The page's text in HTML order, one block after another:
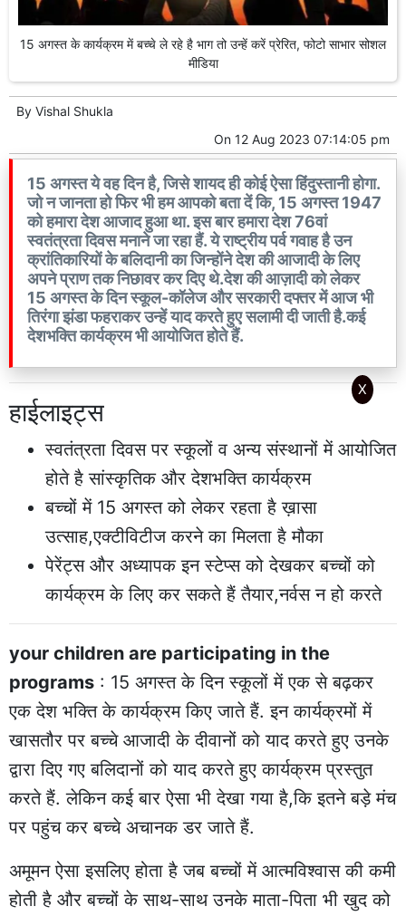
15 अगस्त के कार्यक्रम में बच्चे ले रहे है भाग तो उन्हें करें प्रेरित, फोटो साभार सोशल
मीडिया
By Vishal Shukla
On 12 Aug 2023 07:14:05 pm
15 अगस्त ये वह दिन है, जिसे शायद ही कोई ऐसा हिंदुस्तानी होगा.
जो न जानता हो फिर भी हम आपको बता दें कि, 15 अगस्त 1947
को हमारा देश आजाद हुआ था. इस बार हमारा देश 76वां
स्वतंत्रता दिवस मनाने जा रहा हैं. ये राष्ट्रीय पर्व गवाह है उन
क्रांतिकारियों के बलिदानी का जिन्होंने देश की आजादी के लिए
अपने प्राण तक निछावर कर दिए थे.देश की आज़ादी को लेकर
15 अगस्त के दिन स्कूल-कॉलेज और सरकारी दफ्तर में आज भी
तिरंगा झंडा फहराकर उन्हें याद करते हुए सलामी दी जाती है.कई
देशभक्ति कार्यक्रम भी आयोजित होते हैं.
हाईलाइट्स
स्वतंत्रता दिवस पर स्कूलों व अन्य संस्थानों में आयोजित
होते है सांस्कृतिक और देशभक्ति कार्यक्रम
बच्चों में 15 अगस्त को लेकर रहता है ख़ासा
उत्साह,एक्टीविटीज करने का मिलता है मौका
पेरेंट्स और अध्यापक इन स्टेप्स को देखकर बच्चों को
कार्यक्रम के लिए कर सकते हैं तैयार,नर्वस न हो करते
your children are participating in the
programs : 15 अगस्त के दिन स्कूलों में एक से बढ़कर
एक देश भक्ति के कार्यक्रम किए जाते हैं. इन कार्यक्रमों में
खासतौर पर बच्चे आजादी के दीवानों को याद करते हुए उनके
द्वारा दिए गए बलिदानों को याद करते हुए कार्यक्रम प्रस्तुत
करते हैं. लेकिन कई बार ऐसा भी देखा गया है,कि इतने बड़े मंच
पर पहुंच कर बच्चे अचानक डर जाते हैं.
अमूमन ऐसा इसलिए होता है जब बच्चों में आत्मविश्वास की कमी
होती है और बच्चों के साथ-साथ उनके माता-पिता भी खुद को
X